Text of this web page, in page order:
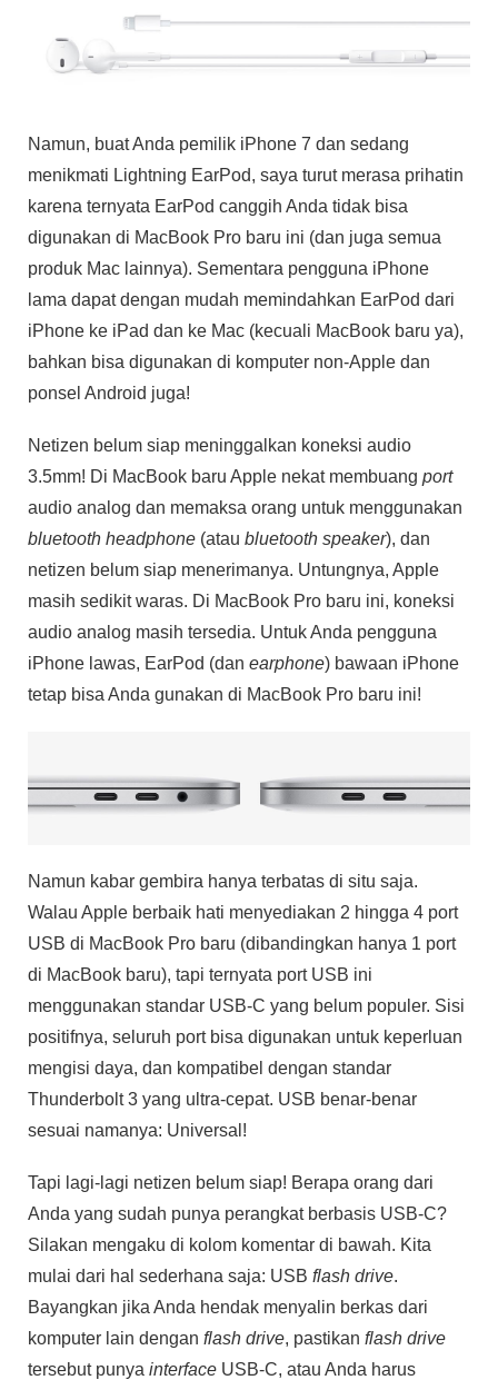
Namun, buat Anda pemilik iPhone 7 dan sedang
menikmati Lightning EarPod, saya turut merasa prihatin
karena ternyata EarPod canggih Anda tidak bisa
digunakan di MacBook Pro baru ini (dan juga semua
produk Mac lainnya). Sementara pengguna iPhone
lama dapat dengan mudah memindahkan EarPod dari
iPhone ke iPad dan ke Mac (kecuali MacBook baru ya),
bahkan bisa digunakan di komputer non-Apple dan
ponsel Android juga!
Netizen belum siap meninggalkan koneksi audio
3.5mm! Di MacBook baru Apple nekat membuang port
audio analog dan memaksa orang untuk menggunakan
bluetooth headphone (atau bluetooth speaker), dan
netizen belum siap menerimanya. Untungnya, Apple
masih sedikit waras. Di MacBook Pro baru ini, koneksi
audio analog masih tersedia. Untuk Anda pengguna
iPhone lawas, EarPod (dan earphone) bawaan iPhone
tetap bisa Anda gunakan di MacBook Pro baru ini!
Namun kabar gembira hanya terbatas di situ saja.
Walau Apple berbaik hati menyediakan 2 hingga 4 port
USB di MacBook Pro baru (dibandingkan hanya 1 port
di MacBook baru), tapi ternyata port USB ini
menggunakan standar USB-C yang belum populer. Sisi
positifnya, seluruh port bisa digunakan untuk keperluan
mengisi daya, dan kompatibel dengan standar
Thunderbolt 3 yang ultra-cepat. USB benar-benar
sesuai namanya: Universal!
Tapi lagi-lagi netizen belum siap! Berapa orang dari
Anda yang sudah punya perangkat berbasis USB-C?
Silakan mengaku di kolom komentar di bawah. Kita
mulai dari hal sederhana saja: USB flash drive.
Bayangkan jika Anda hendak menyalin berkas dari
komputer lain dengan flash drive, pastikan flash drive
tersebut punya interface USB-C, atau Anda harus